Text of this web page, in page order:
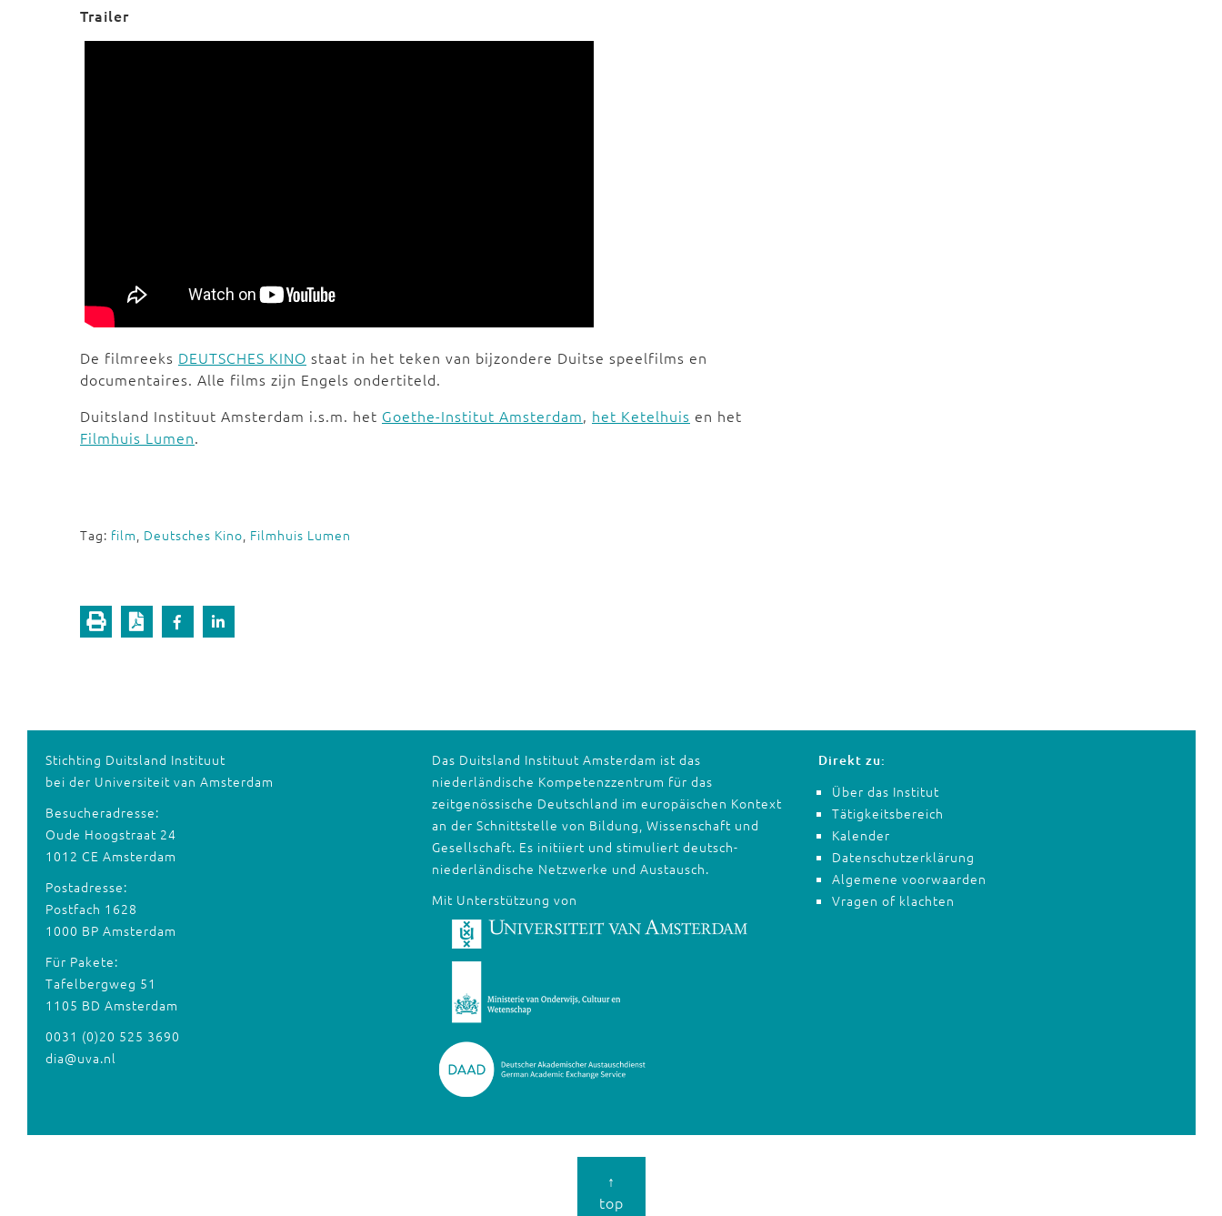
Trailer
De filmreeks DEUTSCHES KINO staat in het teken van bijzondere Duitse speelfilms en
documentaires. Alle films zijn Engels ondertiteld.
Duitsland Instituut Amsterdam i.s.m. het Goethe-Institut Amsterdam, het Ketelhuis en het
Filmhuis Lumen.
Tag: film, Deutsches Kino, Filmhuis Lumen
Stichting Duitsland Instituut
bei der Universiteit van Amsterdam
Besucheradresse:
Oude Hoogstraat 24
1012 CE Amsterdam
Postadresse:
Postfach 1628
1000 BP Amsterdam
Für Pakete:
Tafelbergweg 51
1105 BD Amsterdam
0031 (0)20 525 3690
dia@uva.nl
Das Duitsland Instituut Amsterdam ist das
niederländische Kompetenzzentrum für das
zeitgenössische Deutschland im europäischen Kontext
an der Schnittstelle von Bildung, Wissenschaft und
Gesellschaft. Es initiiert und stimuliert deutsch-
niederländische Netzwerke und Austausch.
Mit Unterstützung von
Direkt zu:
Über das Institut
Tätigkeitsbereich
Kalender
Datenschutzerklärung
Algemene voorwaarden
Vragen of klachten
↑
top